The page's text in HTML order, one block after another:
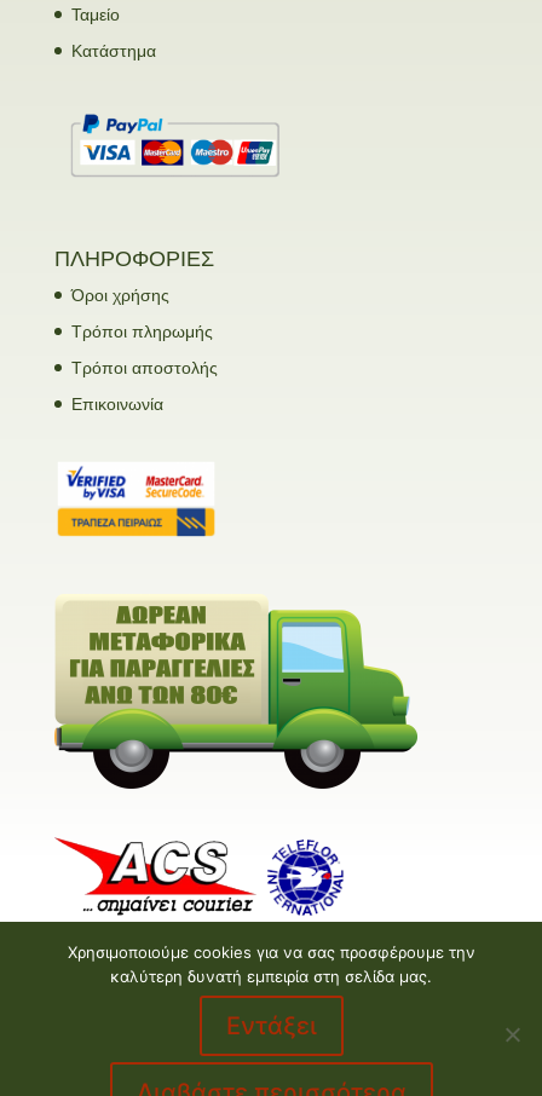
Ταμείο
Κατάστημα
ΠΛΗΡΟΦΟΡΙΕΣ
Όροι χρήσης
Τρόποι πληρωμής
Τρόποι αποστολής
Επικοινωνία
Valentine E-shop © 2026 | Design and Development
byValentine floral creations
Χρησιμοποιούμε cookies για να σας προσφέρουμε την
καλύτερη δυνατή εμπειρία στη σελίδα μας.
Εντάξει